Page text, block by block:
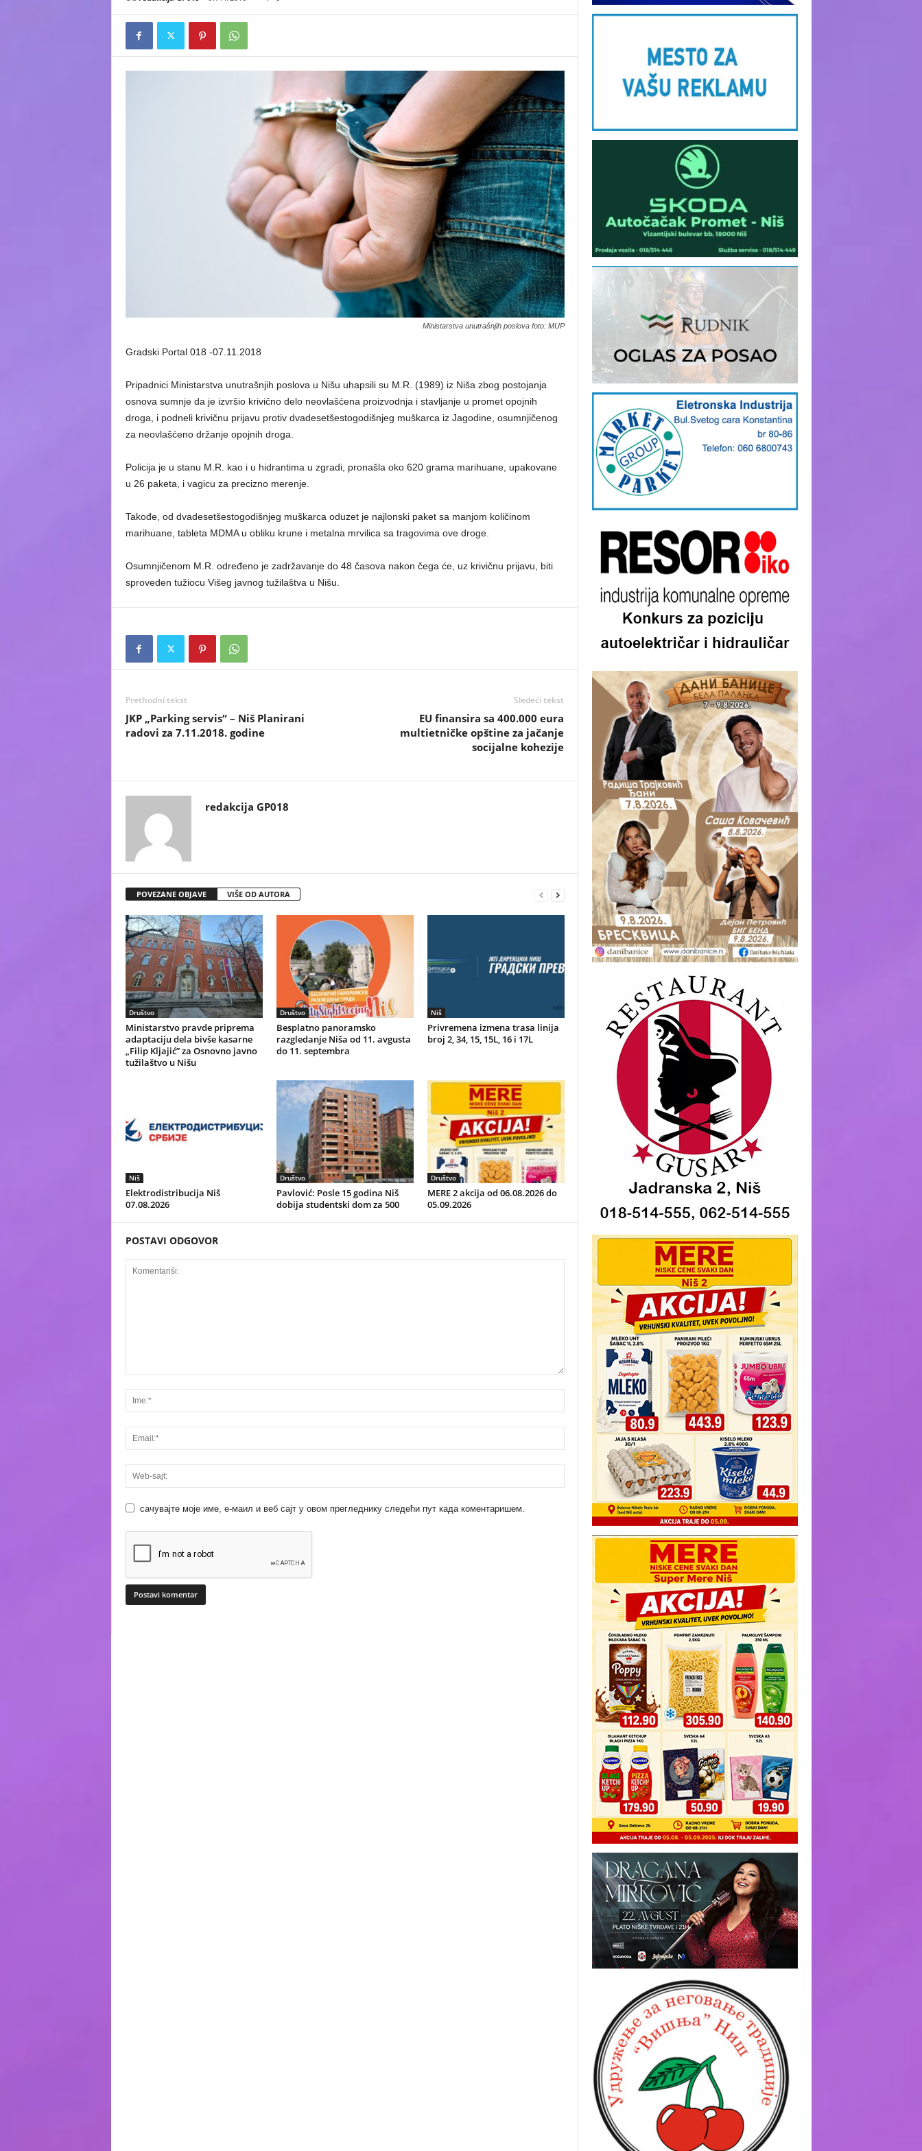
Ministarstva unutrašnjih poslova foto: MUP
Gradski Portal 018 -07.11.2018
Pripadnici Ministarstva unutrašnjih poslova u Nišu uhapsili su M.R. (1989) iz Niša zbog postojanja
osnova sumnje da je izvršio krivično delo neovlašćena proizvodnja i stavljanje u promet opojnih
droga, i podneli krivičnu prijavu protiv dvadesetšestogodišnjeg muškarca iz Jagodine, osumnjičenog
za neovlašćeno držanje opojnih droga.
Policija je u stanu M.R. kao i u hidrantima u zgradi, pronašla oko 620 grama marihuane, upakovane
u 26 paketa, i vagicu za precizno merenje.
Takođe, od dvadesetšestogodišnjeg muškarca oduzet je najlonski paket sa manjom količinom
marihuane, tableta MDMA u obliku krune i metalna mrvilica sa tragovima ove droge.
Osumnjičenom M.R. određeno je zadržavanje do 48 časova nakon čega će, uz krivičnu prijavu, biti
sproveden tužiocu Višeg javnog tužilaštva u Nišu.
Prethodni tekst
JKP „Parking servis“ – Niš Planirani
radovi za 7.11.2018. godine
Sledeći tekst
EU finansira sa 400.000 eura
multietničke opštine za jačanje
socijalne kohezije
redakcija GP018
POVEZANE OBJAVE VIŠE OD AUTORA
Društvo
Ministarstvo pravde priprema
adaptaciju dela bivše kasarne
„Filip Kljajić” za Osnovno javno
tužilaštvo u Nišu
Društvo
Besplatno panoramsko
razgledanje Niša od 11. avgusta
do 11. septembra
Niš
Privremena izmena trasa linija
broj 2, 34, 15, 15L, 16 i 17L
Niš
Elektrodistribucija Niš
07.08.2026
Društvo
Pavlović: Posle 15 godina Niš
dobija studentski dom za 500
Društvo
MERE 2 akcija od 06.08.2026 do
05.09.2026
POSTAVI ODGOVOR
сачувајте моје име, е-маил и веб сајт у овом прегледнику следећи пут када коментаришем.